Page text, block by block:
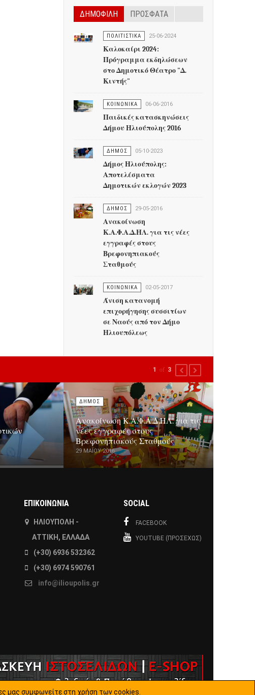
ΔΗΜΟΦΙΛΗ ΠΡΟΣΦΑΤΑ
ΠΟΛΙΤΙΣΤΙΚΑ 25-06-2024
Καλοκαίρι 2024:
Πρόγραμμα εκδηλώσεων
στο Δημοτικό Θέατρο "Δ.
Κιντής"
ΚΟΙΝΩΝΙΚΑ 06-06-2016
Παιδικές κατασκηνώσεις
Δήμου Ηλιούπολης 2016
ΔΗΜΟΣ 05-10-2023
Δήμος Ηλιούπολης:
Αποτελέσματα
Δημοτικών εκλογών 2023
ΔΗΜΟΣ 29-05-2016
Ανακοίνωση
Κ.Α.Φ.Α.Δ.ΗΛ. για τις νέες
εγγραφές στους
Βρεφονηπιακούς
Σταθμούς
ΚΟΙΝΩΝΙΚΑ 02-05-2017
Άνιση κατανομή
επιχορήγησης συσσιτίων
σε Ναούς από τον Δήμο
Ηλιουπόλεως
ΔΗΜΟΣ
Ανακοίνωση Κ.Α.Φ.Α.Δ.ΗΛ. για τις
νέες εγγραφές στους
Βρεφονηπιακούς Σταθμούς
29 ΜΑΪ́ΟΥ 2016
1 of 3 PREVIOUS
NEXT
ΕΠΙΚΟΙΝΩΝΙΑ
ΗΛΙΟΎΠΟΛΗ -
ΑΤΤΙΚΉ, ΕΛΛΆΔΑ
(+30) 6936 532362
(+30) 6974 590761
info@ilioupolis.gr
SOCIAL
FACEBOOK
YOUTUBE (ΠΡΟΣΕΧΏΣ)
μας συμφωνείτε στη χρήση των cookies.